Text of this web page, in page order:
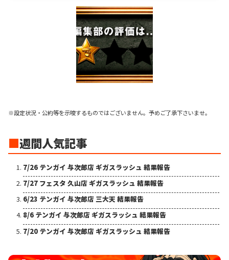
※設定状況・公約等を示唆するものではございません。予めご了承下さいませ。
■週間人気記事
7/26 テンガイ 与次郎店 ギガスラッシュ 結果報告
7/27 フェスタ 久山店 ギガスラッシュ 結果報告
6/23 テンガイ 与次郎店 三大天 結果報告
8/6 テンガイ 与次郎店 ギガスラッシュ 結果報告
7/20 テンガイ 与次郎店 ギガスラッシュ 結果報告